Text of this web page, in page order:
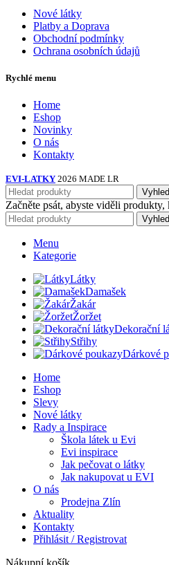
Nové látky
Platby a Doprava
Obchodní podmínky
Ochrana osobních údajů
Rychlé menu
Home
Eshop
Novinky
O nás
Kontakty
EVI-LATKY 2026 MADE LR
Začněte psát, abyste viděli produkty,
Menu
Kategorie
Látky
Damašek
Žakár
Žoržet
Dekorační
Střihy
Dárkové
Home
Eshop
Slevy
Nové látky
Rady a Inspirace
Škola látek u Evi
Evi inspirace
Jak pečovat o látky
Jak nakupovat u EVI
O nás
Prodejna Zlín
Aktuality
Kontakty
Přihlásit / Registrovat